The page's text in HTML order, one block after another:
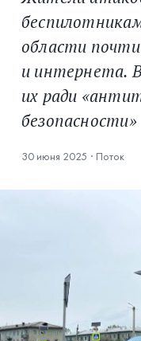
области
и интернета.
их ради
безопасности»
30 июня 2025 · Поток